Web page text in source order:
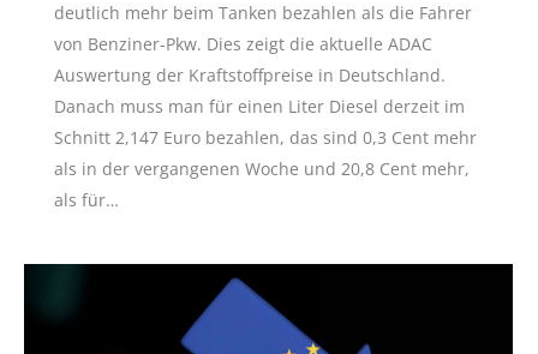
deutlich mehr beim Tanken bezahlen als die Fahrer
von Benziner-Pkw. Dies zeigt die aktuelle ADAC
Auswertung der Kraftstoffpreise in Deutschland.
Danach muss man für einen Liter Diesel derzeit im
Schnitt 2,147 Euro bezahlen, das sind 0,3 Cent mehr
als in der vergangenen Woche und 20,8 Cent mehr,
als für…